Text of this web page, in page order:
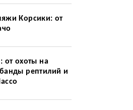
Корсики: от
от охоты на
рептилий и